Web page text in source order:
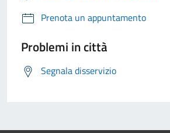
Prenota un appuntamento
Problemi in città
Segnala disservizio